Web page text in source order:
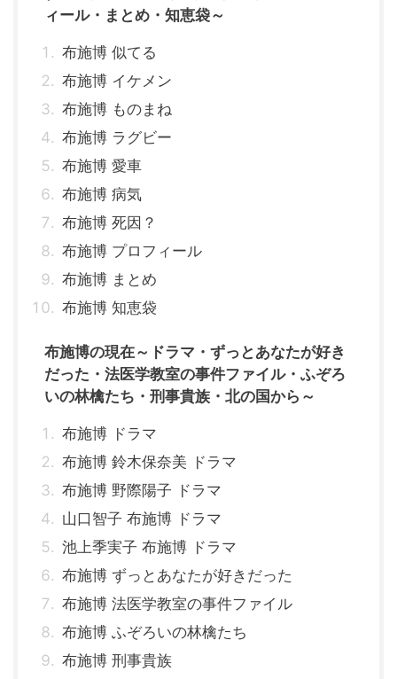
ィール・まとめ・知恵袋～
布施博 似てる
布施博 イケメン
布施博 ものまね
布施博 ラグビー
布施博 愛車
布施博 病気
布施博 死因？
布施博 プロフィール
布施博 まとめ
布施博 知恵袋
布施博の現在～ドラマ・ずっとあなたが好き
だった・法医学教室の事件ファイル・ふぞろ
いの林檎たち・刑事貴族・北の国から～
布施博 ドラマ
布施博 鈴木保奈美 ドラマ
布施博 野際陽子 ドラマ
山口智子 布施博 ドラマ
池上季実子 布施博 ドラマ
布施博 ずっとあなたが好きだった
布施博 法医学教室の事件ファイル
布施博 ふぞろいの林檎たち
布施博 刑事貴族